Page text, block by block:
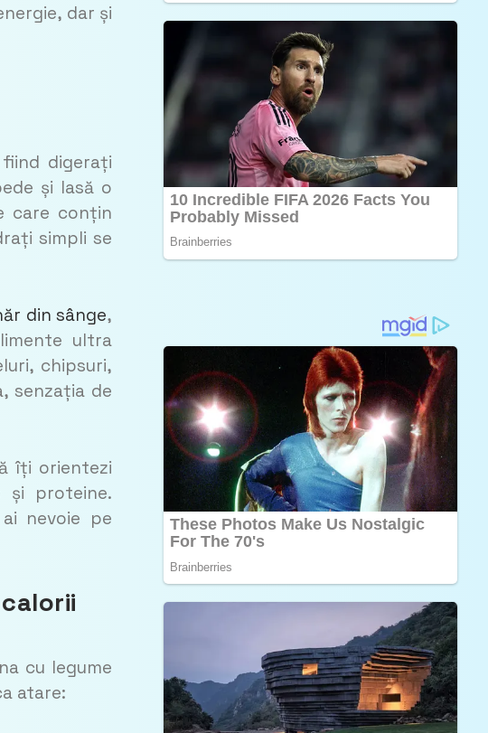
dar și
digerați
și lasă o
care conțin
simpli se
din sânge,
ultra
chipsuri,
senzația de
îți orientezi
și proteine.
nevoie pe
cu legume
atare: